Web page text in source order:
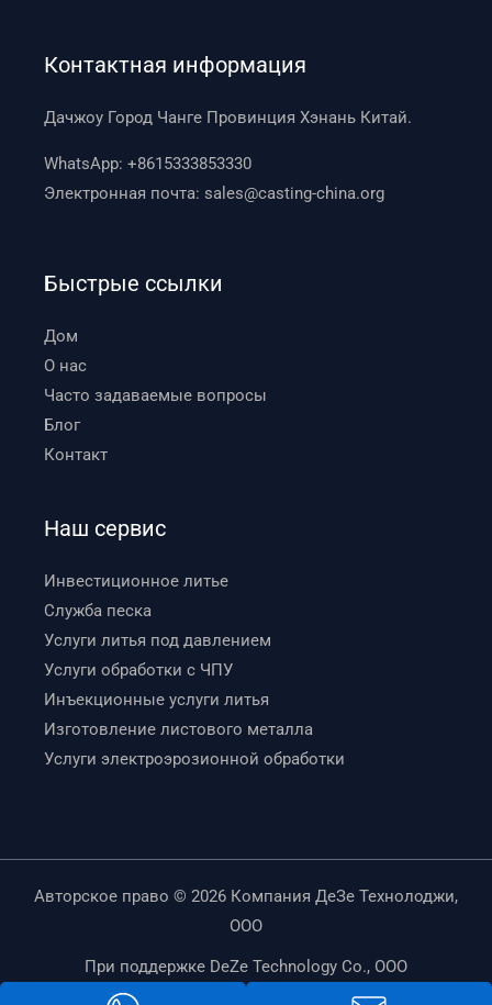
Контактная информация
Дачжоу Город Чанге Провинция Хэнань Китай.
WhatsApp:+8615333853330
Электронная почта:sales@casting-china.org
Быстрые ссылки
Дом
О нас
Часто задаваемые вопросы
Блог
Контакт
Наш сервис
Инвестиционное литье
Служба песка
Услуги литья под давлением
Услуги обработки с ЧПУ
Инъекционные услуги литья
Изготовление листового металла
Услуги электроэрозионной обработки
Авторское право © 2026 Компания ДеЗе Технолоджи,
ООО
При поддержке DeZe Technology Co., ООО